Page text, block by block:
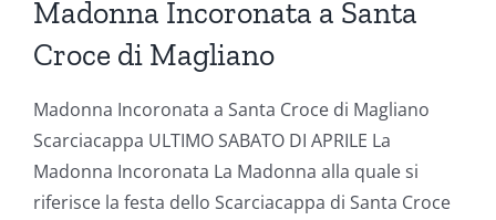
Madonna Incoronata a Santa
Croce di Magliano
Madonna Incoronata a Santa Croce di Magliano
Scarciacappa ULTIMO SABATO DI APRILE La
Madonna Incoronata La Madonna alla quale si
riferisce la festa dello Scarciacappa di Santa Croce